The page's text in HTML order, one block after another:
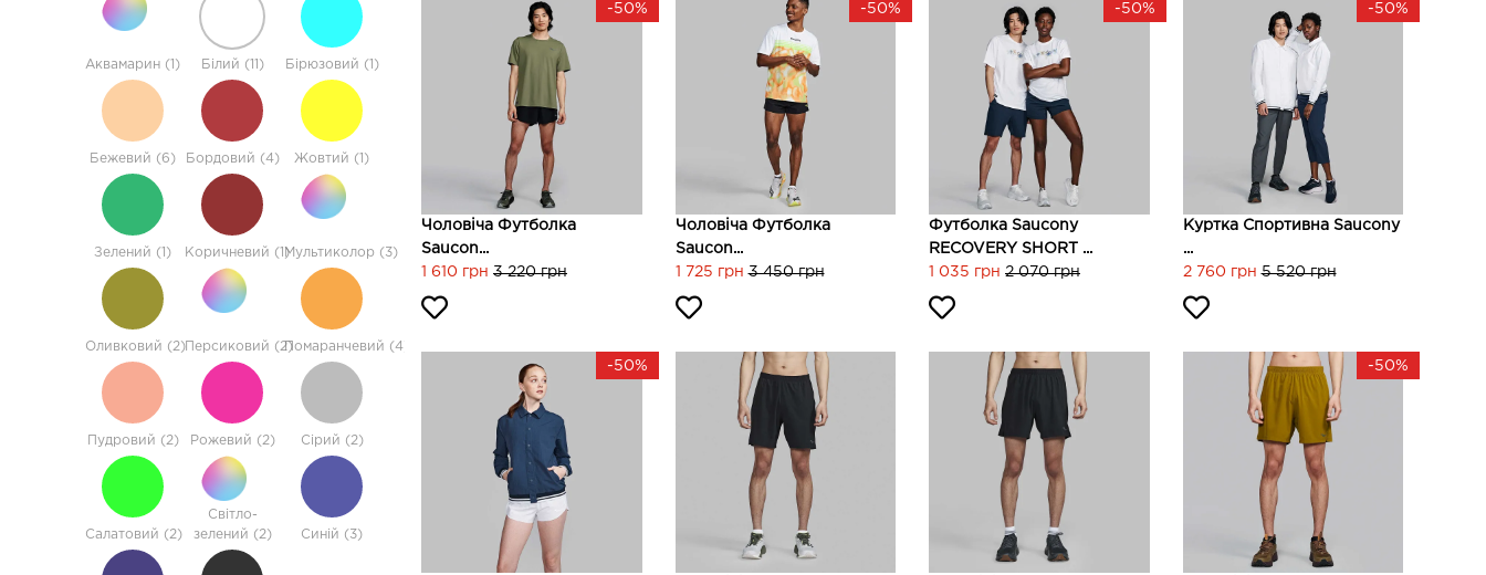
Аквамарин (1) Білий (11) Бірюзовий (1)
Бежевий (6) Бордовий (4) Жовтий (1)
Зелений (1) Коричневий (1)Мультиколор (3)
Оливковий (2)Персиковий (2)Помаранчевий (4)
Пудровий (2) Рожевий (2) Сірий (2)
Салатовий (2)
Світло-
зелений (2)
Синій (3)
-50%
Чоловіча Футболка
Saucon...
1 610 грн 3 220 грн
-50%
Чоловіча Футболка
Saucon...
1 725 грн 3 450 грн
-50%
Футболка Saucony
RECOVERY SHORT ...
1 035 грн 2 070 грн
-50%
Куртка Спортивна Saucony
...
2 760 грн 5 520 грн
-50% -50%